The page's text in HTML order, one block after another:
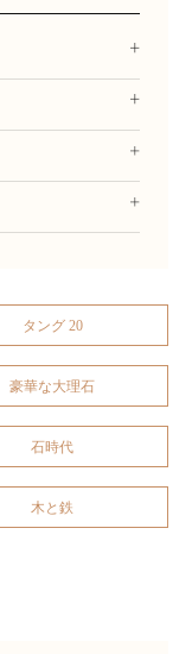
タング 20
豪華な大理石
石時代
木と鉄